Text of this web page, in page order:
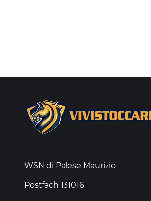
WSN di Palese Maurizio
Postfach 131016